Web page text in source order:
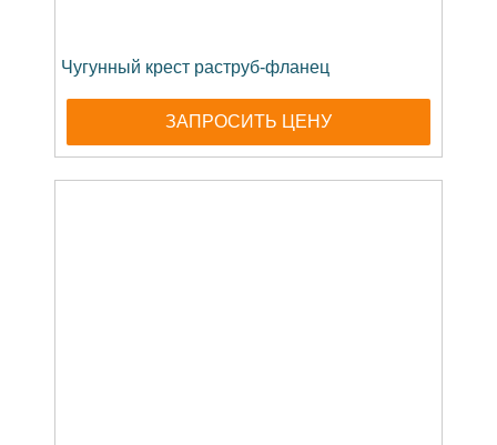
Чугунный крест раструб-фланец
ЗАПРОСИТЬ ЦЕНУ